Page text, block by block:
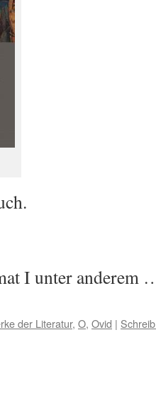
I unter
der Literatur, O, Ovid |